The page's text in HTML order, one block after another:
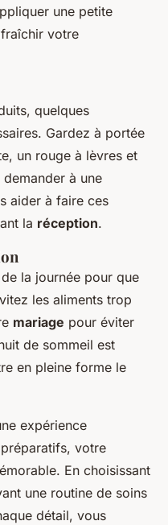
une petite
votre
quelques
Gardez à portée
un rouge à lèvres et
à une
aider à faire ces
la réception.
la journée pour que
les aliments trop
mariage pour éviter
de sommeil est
en pleine forme le
expérience
votre
En choisissant
une routine de soins
détail, vous